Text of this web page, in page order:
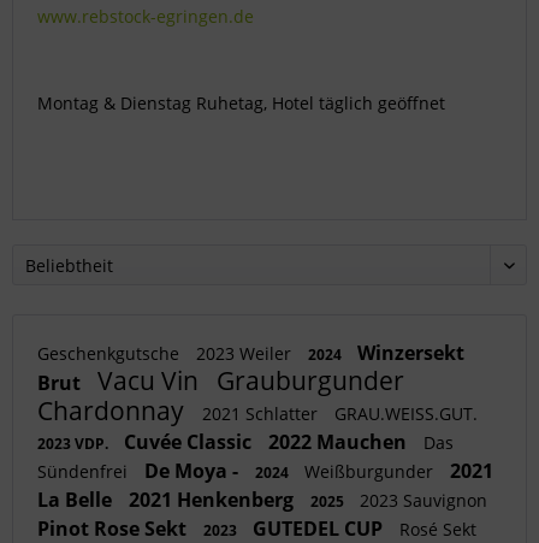
www.rebstock-egringen.de
Montag & Dienstag Ruhetag, Hotel täglich geöffnet
Geschenkgutsche 2023 Weiler 2024
Winzersekt
Brut
Vacu Vin
Grauburgunder
Chardonnay
2021 Schlatter GRAU.WEISS.GUT.
2023 VDP. Cuvée Classic 2022 Mauchen
Das
Sündenfrei
De Moya - 2024 Weißburgunder
2021
La Belle
2021 Henkenberg 2025 2023 Sauvignon
Pinot Rose Sekt 2023 GUTEDEL CUP
Rosé Sekt